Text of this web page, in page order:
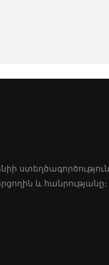
և հանրությանը։